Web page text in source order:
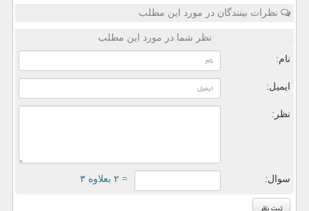
نظرات بینندگان در مورد این مطلب
نظر شما در مورد این مطلب
نام:
ایمیل:
نظر:
سوال: = ۲ بعلاوه ۳